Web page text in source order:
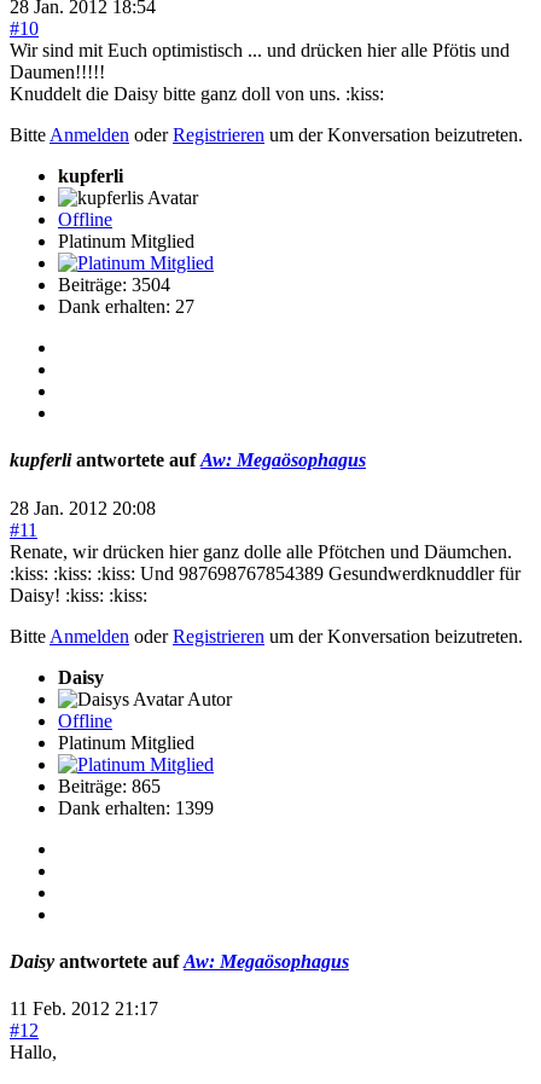
28 Jan. 2012 18:54
#10
Wir sind mit Euch optimistisch ... und drücken hier alle Pfötis und
Daumen!!!!!
Knuddelt die Daisy bitte ganz doll von uns. :kiss:
Bitte Anmelden oderRegistrieren um der Konversation beizutreten.
kupferli
Offline
Platinum Mitglied
Beiträge: 3504
Dank erhalten: 27
kupferliantwortete aufAw: Megaösophagus
28 Jan. 2012 20:08
#11
Renate, wir drücken hier ganz dolle alle Pfötchen und Däumchen.
:kiss: :kiss: :kiss: Und 987698767854389 Gesundwerdknuddler für
Daisy! :kiss: :kiss:
Bitte Anmelden oderRegistrieren um der Konversation beizutreten.
Daisy
Autor
Offline
Platinum Mitglied
Beiträge: 865
Dank erhalten: 1399
Daisy antwortete aufAw: Megaösophagus
11 Feb. 2012 21:17
#12
Hallo,